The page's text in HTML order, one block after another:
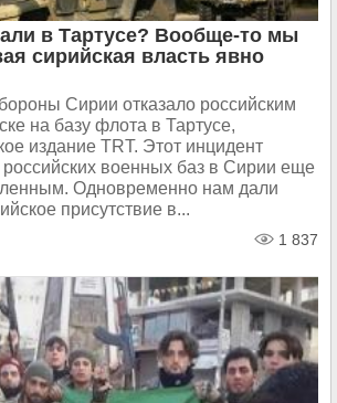
в Тартусе? Вообще-то мы
сирийская власть явно
Сирии отказало российским
на базу флота в Тартусе,
издание TRT. Этот инцидент
военных баз в Сирии еще
Одновременно нам дали
присутствие в...
1 837